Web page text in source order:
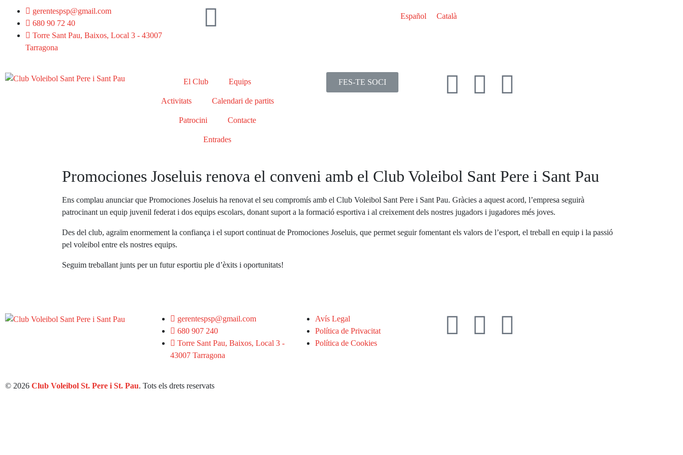
gerentespsp@gmail.com
680 90 72 40
Torre Sant Pau, Baixos, Local 3 - 43007
Tarragona
Español Català
El Club Equips
Activitats Calendari de partits
Patrocini Contacte
Entrades
FES-TE SOCI
Promociones Joseluis renova el conveni amb el Club Voleibol Sant Pere i Sant Pau
Ens complau anunciar que Promociones Joseluis ha renovat el seu compromís amb el Club Voleibol Sant Pere i Sant Pau. Gràcies a aquest acord, l’empresa seguirà
patrocinant un equip juvenil federat i dos equips escolars, donant suport a la formació esportiva i al creixement dels nostres jugadors i jugadores més joves.
Des del club, agraïm enormement la confiança i el suport continuat de Promociones Joseluis, que permet seguir fomentant els valors de l’esport, el treball en equip i la passió
pel voleibol entre els nostres equips.
Seguim treballant junts per un futur esportiu ple d’èxits i oportunitats!
gerentespsp@gmail.com
680 907 240
Torre Sant Pau, Baixos, Local 3 -
43007 Tarragona
Avís Legal
Política de Privacitat
Política de Cookies
© 2026 Club Voleibol St. Pere i St. Pau. Tots els drets reservats